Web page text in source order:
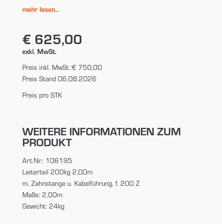
mehr lesen...
€ 625,00
exkl. MwSt.
Preis inkl. MwSt.:€ 750,00
Preis Stand 06.08.2026
Preis pro STK
WEITERE INFORMATIONEN ZUM
PRODUKT
Art.Nr.: 106195
Leiterteil 200kg 2,00m
m. Zahnstange u. Kabelführung, f. 200 Z
Maße: 2,00m
Gewicht: 24kg